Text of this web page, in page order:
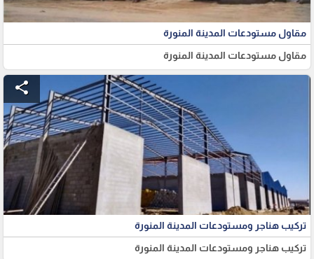
مقاول مستودعات المدينة المنورة
مقاول مستودعات المدينة المنورة
share
تركيب هناجر ومستودعات المدينة المنورة
تركيب هناجر ومستودعات المدينة المنورة